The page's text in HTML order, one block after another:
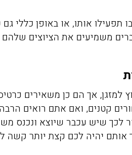
תפעילו אותו, או באופן כללי
משמיעים את הציוצים
אך הם כן משאירים
קטנים, ואם אתם רואים
לכך שיש עכבר שיוצא ונכנס
אותם יהיה לכם קצת יותר קשה